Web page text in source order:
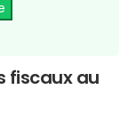
fiscaux au